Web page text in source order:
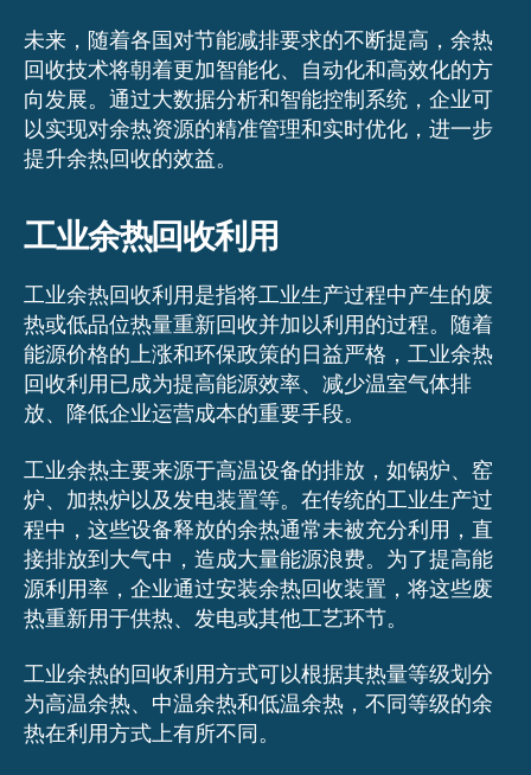
未来，随着各国对节能减排要求的不断提高，余热
回收技术将朝着更加智能化、自动化和高效化的方
向发展。通过大数据分析和智能控制系统，企业可
以实现对余热资源的精准管理和实时优化，进一步
提升余热回收的效益。
工业余热回收利用
工业余热回收利用是指将工业生产过程中产生的废
热或低品位热量重新回收并加以利用的过程。随着
能源价格的上涨和环保政策的日益严格，工业余热
回收利用已成为提高能源效率、减少温室气体排
放、降低企业运营成本的重要手段。
工业余热主要来源于高温设备的排放，如锅炉、窑
炉、加热炉以及发电装置等。在传统的工业生产过
程中，这些设备释放的余热通常未被充分利用，直
接排放到大气中，造成大量能源浪费。为了提高能
源利用率，企业通过安装余热回收装置，将这些废
热重新用于供热、发电或其他工艺环节。
工业余热的回收利用方式可以根据其热量等级划分
为高温余热、中温余热和低温余热，不同等级的余
热在利用方式上有所不同。